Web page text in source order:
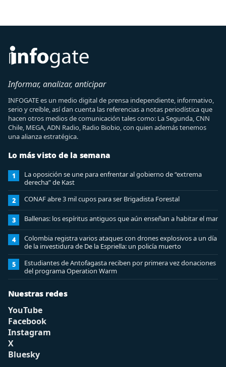
Informar, analizar, anticipar
INFOGATE es un medio digital de prensa independiente, informativo,
serio y creíble, así dan cuenta las referencias a notas periodística que
hacen otros medios de comunicación tales como: La Segunda, CNN
Chile, MEGA, ADN Radio, Radio Biobio, con quien además tenemos
una alianza estratégica.
Lo más visto de la semana
1
La oposición se une para enfrentar al gobierno de “extrema
derecha” de Kast
2 CONAF abre 3 mil cupos para ser Brigadista Forestal
3 Ballenas: los espíritus antiguos que aún enseñan a habitar el mar
4
Colombia registra varios ataques con drones explosivos a un día
de la investidura de De la Espriella: un policía muerto
5
Estudiantes de Antofagasta reciben por primera vez donaciones
del programa Operation Warm
Nuestras redes
YouTube
Facebook
Instagram
X
Bluesky